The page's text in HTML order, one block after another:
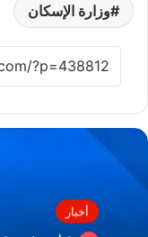
وزارة الإسكان
أخبار